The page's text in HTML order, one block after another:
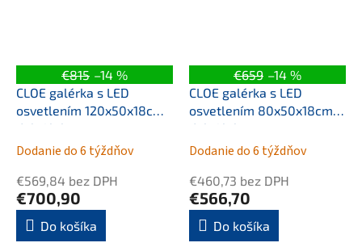
€815 –14 %
CLOE galérka s LED
osvetlením 120x50x18cm,
dub Alabama
Dodanie do 6 týždňov
€569,84 bez DPH
€700,90
Do košíka
€659 –14 %
CLOE galérka s LED
osvetlením 80x50x18cm,
dub Alabama
Dodanie do 6 týždňov
€460,73 bez DPH
€566,70
Do košíka